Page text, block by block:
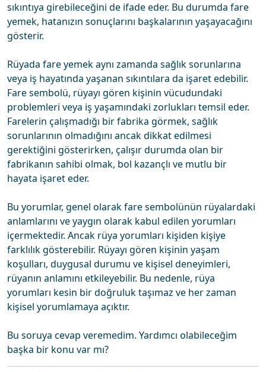
sıkıntıya girebileceğini de ifade eder. Bu durumda fare
yemek, hatanızın sonuçlarını başkalarının yaşayacağını
gösterir.
Rüyada fare yemek aynı zamanda sağlık sorunlarına
veya iş hayatında yaşanan sıkıntılara da işaret edebilir.
Fare sembolü, rüyayı gören kişinin vücudundaki
problemleri veya iş yaşamındaki zorlukları temsil eder.
Farelerin çalışmadığı bir fabrika görmek, sağlık
sorunlarının olmadığını ancak dikkat edilmesi
gerektiğini gösterirken, çalışır durumda olan bir
fabrikanın sahibi olmak, bol kazançlı ve mutlu bir
hayata işaret eder.
Bu yorumlar, genel olarak fare sembolünün rüyalardaki
anlamlarını ve yaygın olarak kabul edilen yorumları
içermektedir. Ancak rüya yorumları kişiden kişiye
farklılık gösterebilir. Rüyayı gören kişinin yaşam
koşulları, duygusal durumu ve kişisel deneyimleri,
rüyanın anlamını etkileyebilir. Bu nedenle, rüya
yorumları kesin bir doğruluk taşımaz ve her zaman
kişisel yorumlamaya açıktır.
Bu soruya cevap veremedim. Yardımcı olabileceğim
başka bir konu var mı?